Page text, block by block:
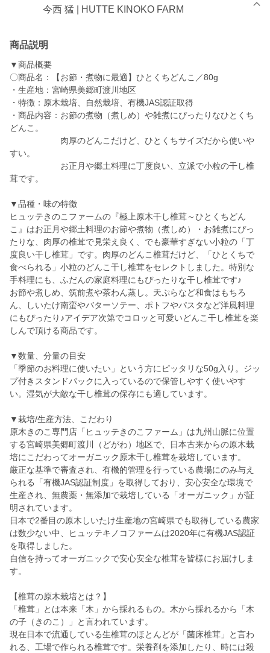
今西 猛 | HUTTE KINOKO FARM
商品説明
▼商品概要
〇商品名：【お節・煮物に最適】ひとくちどんこ／80g
・生産地：宮崎県美郷町渡川地区
・特徴：原木栽培、自然栽培、有機JAS認証取得
・商品内容：お節の煮物（煮しめ）や雑煮にぴったりなひとくち
どんこ。
肉厚のどんこだけど、ひとくちサイズだから使いや
すい。
お正月や郷土料理に丁度良い、立派で小粒の干し椎
茸です。
▼品種・味の特徴
ヒュッテきのこファームの『極上原木干し椎茸～ひとくちどん
こ』はお正月や郷土料理のお節や煮物（煮しめ）・お雑煮にぴっ
たりな、肉厚の椎茸で見栄え良く、でも豪華すぎない小粒の「丁
度良い干し椎茸」です。肉厚のどんこ椎茸だけど、「ひとくちで
食べられる」小粒のどんこ干し椎茸をセレクトしました。特別な
手料理にも、ふだんの家庭料理にもぴったりな干し椎茸です♪
お節や煮しめ、筑前煮や茶わん蒸し。天ぷらなど和食はもちろ
ん、しいたけ南蛮やバターソテー、ポトフやパスタなど洋風料理
にもぴったり♪アイデア次第でコロッと可愛いどんこ干し椎茸を楽
しんで頂ける商品です。
▼数量、分量の目安
「季節のお料理に使いたい」という方にピッタリな50g入り。ジッ
プ付きスタンドパックに入っているので保管しやすく使いやす
い。湿気が大敵な干し椎茸の保存にも適しています。
▼栽培/生産方法、こだわり
原木きのこ専門店「ヒュッテきのこファーム」は九州山脈に位置
する宮崎県美郷町渡川（どがわ）地区で、日本古来からの原木栽
培にこだわってオーガニック原木干し椎茸を栽培しています。
厳正な基準で審査され、有機的管理を行っている農場にのみ与え
られる「有機JAS認証制度」を取得しており、安心安全な環境で
生産され、無農薬・無添加で栽培している「オーガニック」が証
明されています。
日本で2番目の原木しいたけ生産地の宮崎県でも取得している農家
は数少ない中、ヒュッテキノコファームは2020年に有機JAS認証
を取得しました。
自信を持ってオーガニックで安心安全な椎茸を皆様にお届けしま
す。
【椎茸の原木栽培とは？】
「椎茸」とは本来「木」から採れるもの。木から採れるから「木
の子（きのこ）」と言われています。
現在日本で流通している生椎茸のほとんどが「菌床椎茸」と言わ
れる、工場で作られる椎茸です。栄養剤を添加したり、時には殺